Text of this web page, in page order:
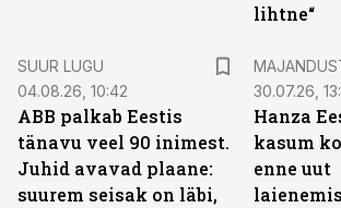
lihtne“
SUUR LUGU
04.08.26, 10:42
ABB palkab Eestis
tänavu veel 90 inimest.
Juhid avavad plaane:
suurem seisak on läbi,
30.07.26,
Hanza
kasum
enne uut